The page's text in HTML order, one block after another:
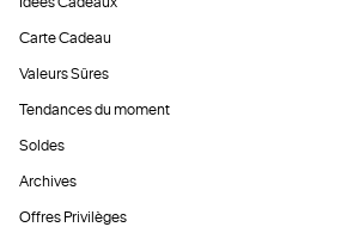
Carte Cadeau
Valeurs Sûres
Tendances du moment
Soldes
Archives
Offres Privilèges